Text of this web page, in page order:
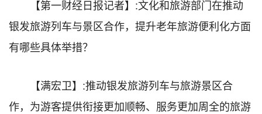
【第一财经日报记者】:文化和旅游部门在推动
银发旅游列车与景区合作，提升老年旅游便利化方面
有哪些具体举措？
【满宏卫】:推动银发旅游列车与旅游景区合
作，为游客提供衔接更加顺畅、服务更加周全的旅游